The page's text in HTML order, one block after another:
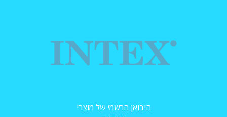
היבואן הרשמי של מוצרי